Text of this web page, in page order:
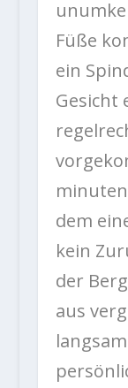
Füße
ein
Gesicht
dem
kein
der
aus